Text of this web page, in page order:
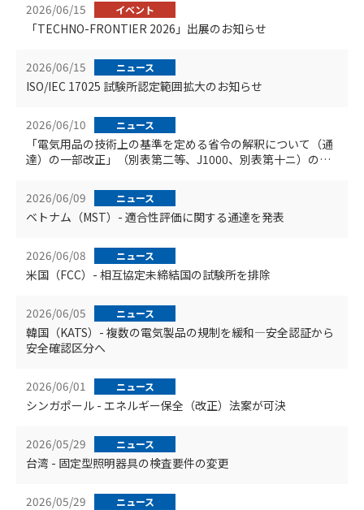
2026/06/15 イベント
「TECHNO-FRONTIER 2026」出展のお知らせ
2026/06/15 ニュース
ISO/IEC 17025 試験所認定範囲拡大のお知らせ
2026/06/10 ニュース
「電気用品の技術上の基準を定める省令の解釈について（通
達）の一部改正」（別表第二等、J1000、別表第十ニ）のお
2026/06/09
ニュース
ベトナム（MST）- 適合性評価に関する通達を発表
2026/06/08 ニュース
米国（FCC）- 相互協定未締結国の試験所を排除
2026/06/05 ニュース
韓国（KATS）- 複数の電気製品の規制を緩和―安全認証から
安全確認区分へ
2026/06/01 ニュース
シンガポール - エネルギー保全（改正）法案が可決
2026/05/29 ニュース
台湾 - 固定型照明器具の検査要件の変更
2026/05/29 ニュース